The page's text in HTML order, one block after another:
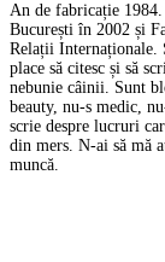
An de fabricație
București în 2002 și
Relații Internaționale.
place să citesc și să
nebunie câinii. Sunt
beauty, nu-s medic,
scrie despre lucruri
din mers. N-ai să mă
muncă.